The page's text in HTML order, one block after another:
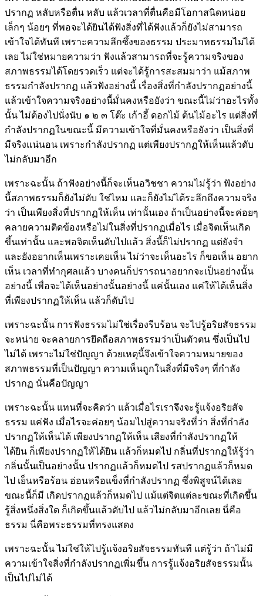
ปรากฏ หลับหรือตื่น หลับ แล้วเวลาที่ตื่นคือมีโอกาสนิดหน่อย
เล็กๆ น้อยๆ ที่พอจะได้ยินได้ฟังสิ่งที่ได้ฟังแล้วก็ยังไม่สามารถ
เข้าใจได้ทันที เพราะความลึกซึ้งของธรรม ประมาทธรรมไม่ได้
เลย ไม่ใช่หมายความว่า ฟังแล้วสามารถที่จะรู้ความจริงของ
สภาพธรรมได้โดยรวดเร็ว แต่จะได้รู้การสะสมมาว่า แม้สภาพ
ธรรมกำลังปรากฏ แล้วฟังอย่างนี้ เรื่องสิ่งที่กำลังปรากฏอย่างนี้
แล้วเข้าใจความจริงอย่างนี้มั่นคงหรือยังว่า ขณะนี้ไม่ว่าอะไรทั้ง
นั้น ไม่ต้องไปนั่งนับ ๑ ๒ ๓ โต๊ะ เก้าอี้ ดอกไม้ ต้นไม้อะไร แต่สิ่งที่
กำลังปรากฏในขณะนี้ มีความเข้าใจที่มั่นคงหรือยังว่า เป็นสิ่งที่
มีจริงแน่นอน เพราะกำลังปรากฏ แต่เพียงปรากฏให้เห็นแล้วดับ
ไม่กลับมาอีก
เพราะฉะนั้น ถ้าฟังอย่างนี้ก็จะเห็นอวิชชา ความไม่รู้ว่า ฟังอย่าง
นี้สภาพธรรมก็ยังไม่ดับ ใช่ไหม และก็ยังไม่ได้ระลึกถึงความจริง
ว่า เป็นเพียงสิ่งที่ปรากฏให้เห็น เท่านั้นเอง ถ้าเป็นอย่างนี้จะค่อยๆ
คลายความติดข้องหรือไม่ในสิ่งที่ปรากฏเมื่อไร เมื่อจิตเห็นเกิด
ขึ้นเท่านั้น และพอจิตเห็นดับไปแล้ว สิ่งนี้ก็ไม่ปรากฏ แต่ยังจำ
และยังอยากเห็นเพราะเคยเห็น ไม่ว่าจะเห็นอะไร ก็ขอเห็น อยาก
เห็น เวลาที่ทำกุศลแล้ว บางคนก็ปรารถนาอยากจะเป็นอย่างนั้น
อย่างนี้ เพื่อจะได้เห็นอย่างนั้นอย่างนี้ แค่นั้นเอง แค่ให้ได้เห็นสิ่ง
ที่เพียงปรากฏให้เห็น แล้วก็ดับไป
เพราะฉะนั้น การฟังธรรมไม่ใช่เรื่องรีบร้อน จะไปรู้อริยสัจธรรม
จะหน่าย จะคลายการยึดถือสภาพธรรมว่าเป็นตัวตน ซึ่งเป็นไป
ไม่ได้ เพราะไม่ใช่ปัญญา ด้วยเหตุนี้จึงเข้าใจความหมายของ
สภาพธรรมที่เป็นปัญญา ความเห็นถูกในสิ่งที่มีจริงๆ ที่กำลัง
ปรากฏ นั่นคือปัญญา
เพราะฉะนั้น แทนที่จะคิดว่า แล้วเมื่อไรเราจึงจะรู้แจ้งอริยสัจ
ธรรม แค่ฟัง เมื่อไรจะค่อยๆ น้อมไปสู่ความจริงที่ว่า สิ่งที่กำลัง
ปรากฏให้เห็นได้ เพียงปรากฏให้เห็น เสียงที่กำลังปรากฏให้
ได้ยิน ก็เพียงปรากฏให้ได้ยิน แล้วก็หมดไป กลิ่นที่ปรากฏให้รู้ว่า
กลิ่นนั้นเป็นอย่างนั้น ปรากฏแล้วก็หมดไป รสปรากฏแล้วก็หมด
ไป เย็นหรือร้อน อ่อนหรือแข็งที่กำลังปรากฏ ซึ่งพิสูจน์ได้เลย
ขณะนี้ก็มี เกิดปรากฏแล้วก็หมดไป แม้แต่จิตแต่ละขณะที่เกิดขึ้น
รู้สิ่งหนึ่งสิ่งใด ก็เกิดขึ้นแล้วดับไป แล้วไม่กลับมาอีกเลย นี่คือ
ธรรม นี่คือพระธรรมที่ทรงแสดง
เพราะฉะนั้น ไม่ใช่ให้ไปรู้แจ้งอริยสัจธรรมทันที แต่รู้ว่า ถ้าไม่มี
ความเข้าใจสิ่งที่กำลังปรากฏเพิ่มขึ้น การรู้แจ้งอริยสัจธรรมนั้น
เป็นไปไม่ได้